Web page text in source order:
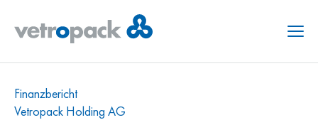
Menu
Finanzbericht
Vetropack Holding AG